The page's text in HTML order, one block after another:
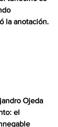
la anotación.
Ojeda
el